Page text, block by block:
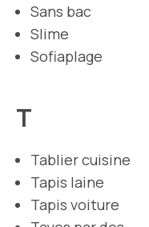
Sans bac
Slime
Sofiaplage
T
Tablier cuisine
Tapis laine
Tapis voiture